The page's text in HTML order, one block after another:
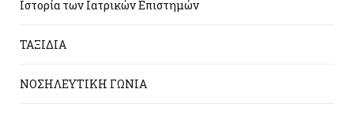
Ιστορία των Ιατρικών Επιστημών
ΤΑΞΙΔΙΑ
ΝΟΣΗΛΕΥΤΙΚΗ ΓΩΝΙΑ